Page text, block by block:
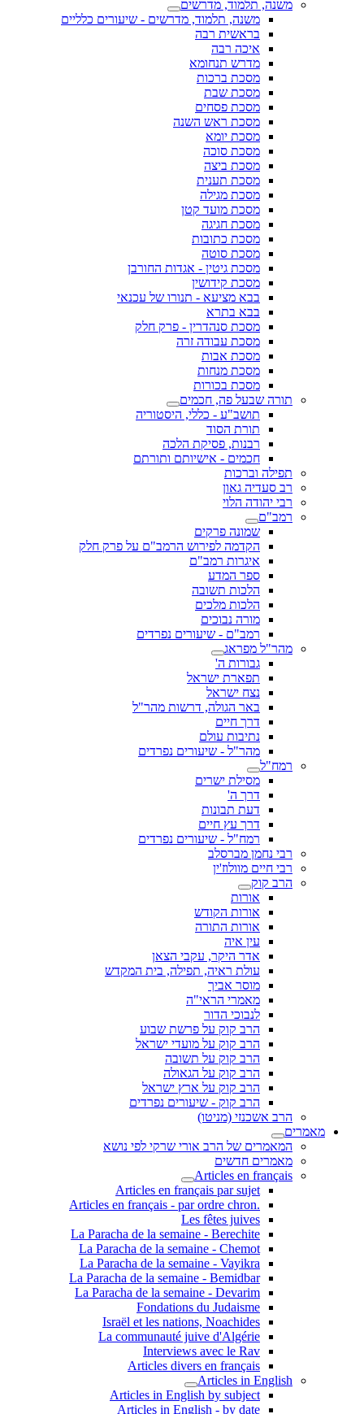
משנה, תלמוד, מדרשים
משנה, תלמוד, מדרשים - שיעורים כלליים
בראשית רבה
איכה רבה
מדרש תנחומא
מסכת ברכות
מסכת שבת
מסכת פסחים
מסכת ראש השנה
מסכת יומא
מסכת סוכה
מסכת ביצה
מסכת תענית
מסכת מגילה
מסכת מועד קטן
מסכת חגיגה
מסכת כתובות
מסכת סוטה
מסכת גיטין - אגדות החורבן
מסכת קידושין
בבא מציעא - תנורו של עכנאי
בבא בתרא
מסכת סנהדרין - פרק חלק
מסכת עבודה זרה
מסכת אבות
מסכת מנחות
מסכת בכורות
תורה שבעל פה, חכמים
תושב"ע - כללי, היסטוריה
תורת הסוד
רבנות, פסיקת הלכה
חכמים - אישיותם ותורתם
תפילה וברכות
רב סעדיה גאון
רבי יהודה הלוי
רמב"ם
שמונה פרקים
הקדמה לפירוש הרמב"ם על פרק חלק
איגרות רמב"ם
ספר המדע
הלכות תשובה
הלכות מלכים
מורה נבוכים
רמב"ם - שיעורים נפרדים
מהר"ל מפראג
גבורות ה'
תפארת ישראל
נצח ישראל
באר הגולה, דרשות מהר"ל
דרך חיים
נתיבות עולם
מהר"ל - שיעורים נפרדים
רמח"ל
מסילת ישרים
דרך ה'
דעת תבונות
דרך עץ חיים
רמח"ל - שיעורים נפרדים
רבי נחמן מברסלב
רבי חיים מוולוז'ין
הרב קוק
אורות
אורות הקודש
אורות התורה
עין איה
אדר היקר, עקבי הצאן
עולת ראיה, תפילה, בית המקדש
מוסר אביך
מאמרי הראי"ה
לנבוכי הדור
הרב קוק על פרשת שבוע
הרב קוק על מועדי ישראל
הרב קוק על תשובה
הרב קוק על הגאולה
הרב קוק על ארץ ישראל
הרב קוק - שיעורים נפרדים
הרב אשכנזי (מניטו)
מאמרים
המאמרים של הרב אורי שרקי לפי נושא
מאמרים חדשים
Articles en français
Articles en français par sujet
.Articles en français - par ordre chron
Les fêtes juives
La Paracha de la semaine - Berechite
La Paracha de la semaine - Chemot
La Paracha de la semaine - Vayikra
La Paracha de la semaine - Bemidbar
La Paracha de la semaine - Devarim
Fondations du Judaisme
Israël et les nations, Noachides
La communauté juive d'Algérie
Interviews avec le Rav
Articles divers en français
Articles in English
Articles in English by subject
Articles in English - by date